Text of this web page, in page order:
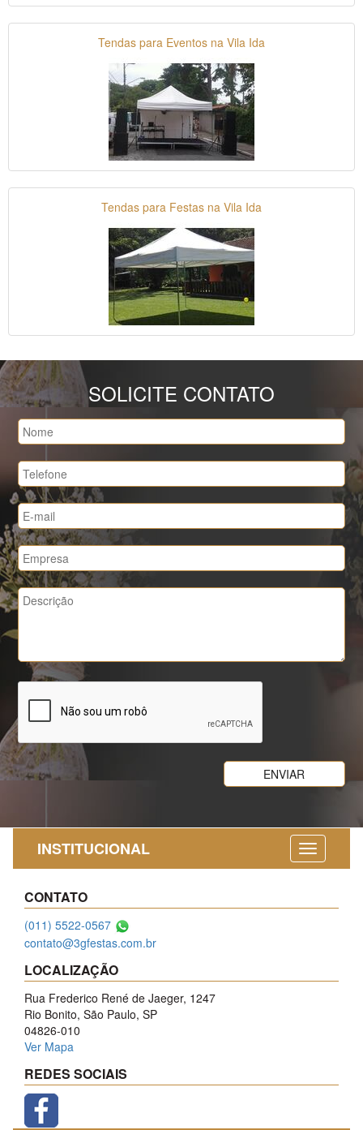
Tendas para Eventos na Vila Ida
Tendas para Festas na Vila Ida
SOLICITE CONTATO
INSTITUCIONAL
CONTATO
(011) 5522-0567
contato@3gfestas.com.br
LOCALIZAÇÃO
Rua Frederico René de Jaeger, 1247
Rio Bonito, São Paulo, SP
04826-010
Ver Mapa
REDES SOCIAIS